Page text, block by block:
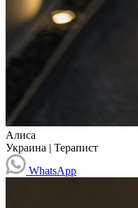
Алиса
Украина | Терапист
WhatsApp